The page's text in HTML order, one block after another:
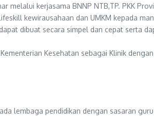
kerjasama BNNP NTB,TP. PKK
kewirausahaan dan UMKM kepada
dibuat secara simpel dan cepat serta
Kesehatan sebagai Klinik
lembaga pendidikan dengan sasaran